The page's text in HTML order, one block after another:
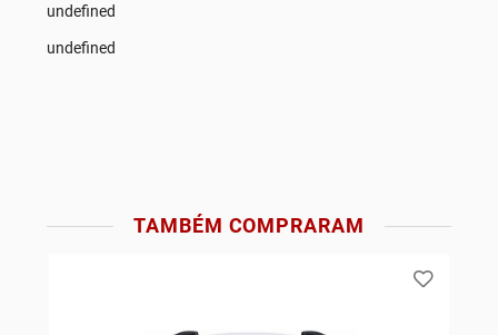
undefined
undefined
TAMBÉM COMPRARAM